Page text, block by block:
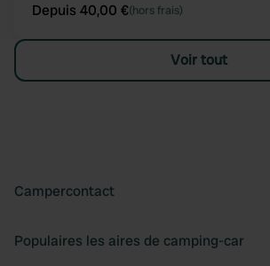
Depuis 40,00 €(hors frais)
Voir tout
Campercontact
Populaires les aires de camping-car